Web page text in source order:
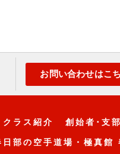
お問い合わせはこ
クラス紹介 創始者･支
日部の空手道場・極真館